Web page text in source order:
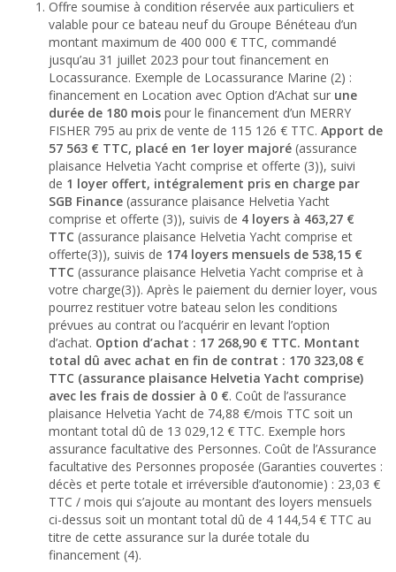
Offre soumise à condition réservée aux particuliers et
valable pour ce bateau neuf du Groupe Bénéteau d’un
montant maximum de 400 000 € TTC, commandé
jusqu’au 31 juillet 2023 pour tout financement en
Locassurance. Exemple de Locassurance Marine (2) :
financement en Location avec Option d’Achat sur une
durée de 180 mois pour le financement d’un MERRY
FISHER 795 au prix de vente de 115 126 € TTC. Apport de
57 563 € TTC, placé en 1er loyer majoré (assurance
plaisance Helvetia Yacht comprise et offerte (3)), suivi
de 1 loyer offert, intégralement pris en charge par
SGB Finance (assurance plaisance Helvetia Yacht
comprise et offerte (3)), suivis de 4 loyers à 463,27 €
TTC (assurance plaisance Helvetia Yacht comprise et
offerte(3)), suivis de 174 loyers mensuels de 538,15 €
TTC (assurance plaisance Helvetia Yacht comprise et à
votre charge(3)). Après le paiement du dernier loyer, vous
pourrez restituer votre bateau selon les conditions
prévues au contrat ou l’acquérir en levant l’option
d’achat. Option d’achat : 17 268,90 € TTC. Montant
total dû avec achat en fin de contrat : 170 323,08 €
TTC (assurance plaisance Helvetia Yacht comprise)
avec les frais de dossier à 0 €. Coût de l’assurance
plaisance Helvetia Yacht de 74,88 €/mois TTC soit un
montant total dû de 13 029,12 € TTC. Exemple hors
assurance facultative des Personnes. Coût de l’Assurance
facultative des Personnes proposée (Garanties couvertes :
décès et perte totale et irréversible d’autonomie) : 23,03 €
TTC / mois qui s’ajoute au montant des loyers mensuels
ci-dessus soit un montant total dû de 4 144,54 € TTC au
titre de cette assurance sur la durée totale du
financement (4).